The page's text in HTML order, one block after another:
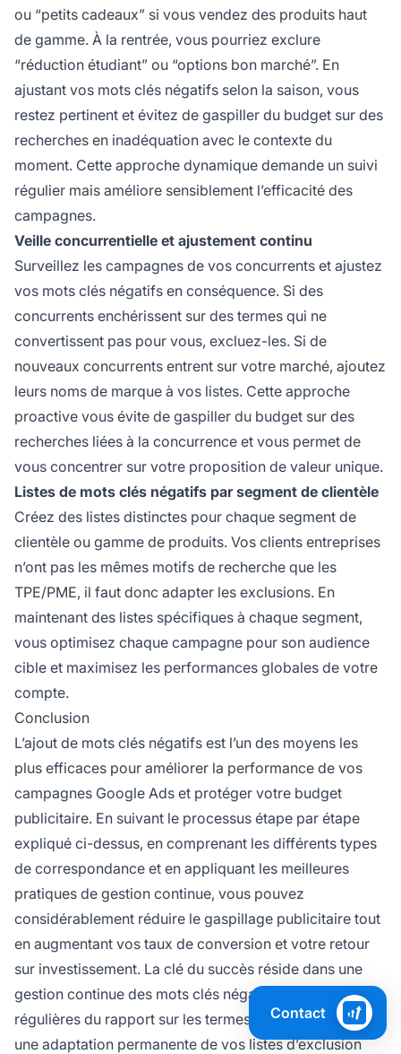
ou “petits cadeaux” si vous vendez des produits haut
de gamme. À la rentrée, vous pourriez exclure
“réduction étudiant” ou “options bon marché”. En
ajustant vos mots clés négatifs selon la saison, vous
restez pertinent et évitez de gaspiller du budget sur des
recherches en inadéquation avec le contexte du
moment. Cette approche dynamique demande un suivi
régulier mais améliore sensiblement l’efficacité des
campagnes.
Veille concurrentielle et ajustement continu
Surveillez les campagnes de vos concurrents et ajustez
vos mots clés négatifs en conséquence. Si des
concurrents enchérissent sur des termes qui ne
convertissent pas pour vous, excluez-les. Si de
nouveaux concurrents entrent sur votre marché, ajoutez
leurs noms de marque à vos listes. Cette approche
proactive vous évite de gaspiller du budget sur des
recherches liées à la concurrence et vous permet de
vous concentrer sur votre proposition de valeur unique.
Listes de mots clés négatifs par segment de clientèle
Créez des listes distinctes pour chaque segment de
clientèle ou gamme de produits. Vos clients entreprises
n’ont pas les mêmes motifs de recherche que les
TPE/PME, il faut donc adapter les exclusions. En
maintenant des listes spécifiques à chaque segment,
vous optimisez chaque campagne pour son audience
cible et maximisez les performances globales de votre
compte.
Conclusion
L’ajout de mots clés négatifs est l’un des moyens les
plus efficaces pour améliorer la performance de vos
campagnes Google Ads et protéger votre budget
publicitaire. En suivant le processus étape par étape
expliqué ci-dessus, en comprenant les différents types
de correspondance et en appliquant les meilleures
pratiques de gestion continue, vous pouvez
considérablement réduire le gaspillage publicitaire tout
en augmentant vos taux de conversion et votre retour
sur investissement. La clé du succès réside dans une
gestion continue des mots clés négatifs, des revues
régulières du rapport sur les termes de recherche, et
une adaptation permanente de vos listes d’exclusion
Contact